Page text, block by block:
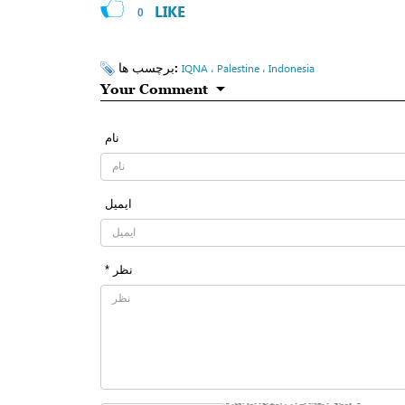
0 LIKE
برچسب ها: IQNA ، Palestine ، Indonesia
Your Comment
نام
ایمیل
* نظر